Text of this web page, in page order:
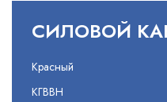
СИЛОВОЙ
Красный
КГВВН